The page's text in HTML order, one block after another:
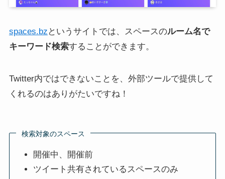
spaces.bz というサイトでは、スペースのルーム名で
キーワード検索することができます。
Twitter内ではできないことを、外部ツールで提供して
くれるのはありがたいですね！
検索対象のスペース
開催中、開催前
ツイート共有されているスペースのみ